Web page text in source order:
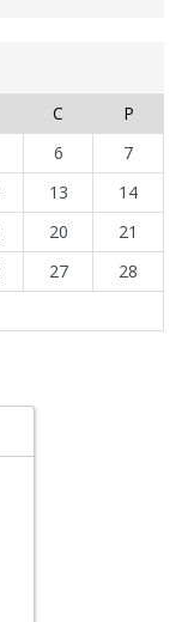
C
P
6
7
13
14
20
21
27
28